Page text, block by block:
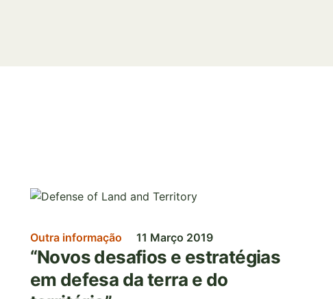
Imagem
Outra informação 11 Março 2019
“Novos desafios e estratégias
em defesa da terra e do